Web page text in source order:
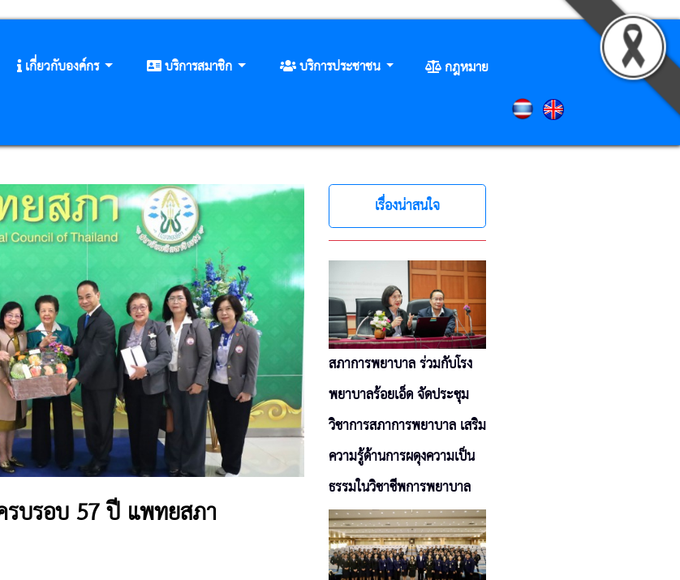
เกี่ยวกับองค์กร บริการสมาชิก บริการประชาชน
กฎหมาย
รบรอบ 57 ปี แพทยสภา
เรื่องน่าสนใจ
สภาการพยาบาล ร่วมกับโรง
พยาบาลร้อยเอ็ด จัดประชุม
วิชาการสภาการพยาบาล เสริม
ความรู้ด้านการผดุงความเป็น
ธรรมในวิชาชีพการพยาบาล